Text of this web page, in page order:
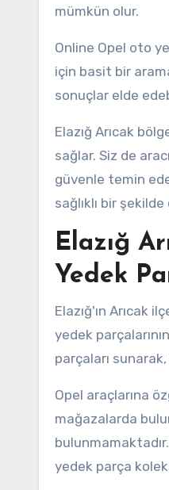
mümkün olur.
Online Opel oto
için basit bir
sonuçlar elde
Elazığ Arıcak
sağlar. Siz de
güvenle temin
sağlıklı bir
Elazığ
Yedek
Elazığ'ın Arıcak
yedek
parçaları
Opel araçlarına
mağazalarda
yedek parça